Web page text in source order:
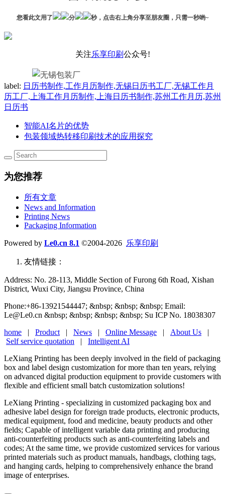
您看此文用了 分 秒，点击右上角分享至朋友圈，只需一秒哟~
关注乐享印刷公众号!
label: 日历书制作,工作月历制作,无锡日历书工厂,无锡工作月
历工厂,上海工作月历制作,上海日历书制作,苏州工作月历,苏州
日历书
智能AI名片的优势
包装领域热转移印刷技术的应用探究
为您推荐
所有文章
News and Information
Printing News
Packaging Information
Powered by Le0.cn 8.1 ©2004-2026 乐享印刷
友情链接：
Address: No. 28-113, Middle Section of Furong 6th Road, Xishan
District, Wuxi City, Jiangsu Province, China
Phone:+86-13921544447; &nbsp; &nbsp; &nbsp; Email:
Le@Le0.cn &nbsp; &nbsp; &nbsp; &nbsp; Su ICP No. 18038307
home | Product| News | Online Message | About Us |
Self service quotation | Intelligent AI
LeXiang Printing has been deeply involved in the field of packaging
box and label design customization for more than ten years, relying
on advanced digital production equipment to provide customers with
flexible and efficient small batch customization solutions!
LeXiang Printing - specializing in customized packaging box and
adhesive label design for foreign trade products, electronic products,
medical equipment, food and medicine, beauty products and other
fields; Capable of intelligent variable data printing and producing
anti-counterfeiting products such as anti-counterfeiting labels and
codes; At the same time, we provide customized services for various
printed materials such as product manuals, handbags, clothing tags,
and hanging cards, helping to comprehensively enhance the brand
image of enterprises.